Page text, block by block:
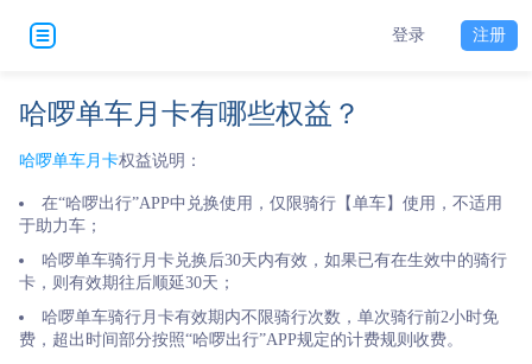
登录 注册
哈啰单车月卡有哪些权益？
哈啰单车月卡权益说明：
在“哈啰出行”APP中兑换使用，仅限骑行【单车】使用，不适用
于助力车；
哈啰单车骑行月卡兑换后30天内有效，如果已有在生效中的骑行
卡，则有效期往后顺延30天；
哈啰单车骑行月卡有效期内不限骑行次数，单次骑行前2小时免
费，超出时间部分按照“哈啰出行”APP规定的计费规则收费。